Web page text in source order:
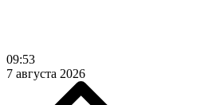
09:53
7 августа 2026